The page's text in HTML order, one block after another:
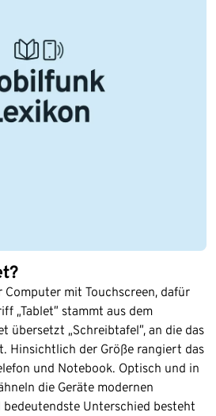
Computer mit Touchscreen, dafür
„Tablet” stammt aus dem
übersetzt „Schreibtafel”, an die das
Hinsichtlich der Größe rangiert das
und Notebook. Optisch und in
die Geräte modernen
Unterschied besteht